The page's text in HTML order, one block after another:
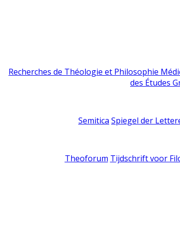
Recherches de Théologie et Philosophie
des Études
Semitica Spiegel der
Theoforum Tijdschrift voor